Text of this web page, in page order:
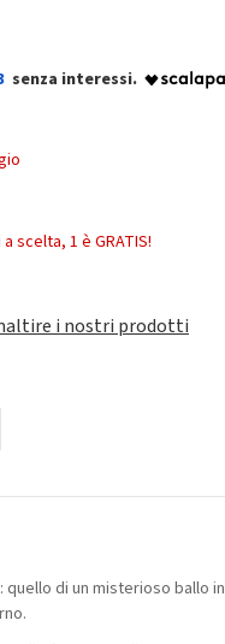
scelta, 1 è GRATIS!
i nostri prodotti
quello di un misterioso ballo in